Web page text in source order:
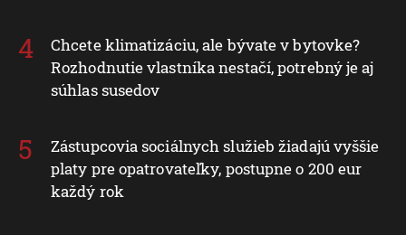
Chcete klimatizáciu, ale bývate v bytovke?
Rozhodnutie vlastníka nestačí, potrebný je aj
súhlas susedov
Zástupcovia sociálnych služieb žiadajú vyššie
platy pre opatrovateľky, postupne o 200 eur
každý rok